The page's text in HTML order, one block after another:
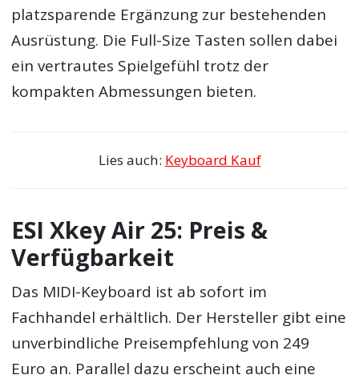
platzsparende Ergänzung zur bestehenden
Ausrüstung. Die Full-Size Tasten sollen dabei
ein vertrautes Spielgefühl trotz der
kompakten Abmessungen bieten.
Lies auch: Keyboard Kauf
ESI Xkey Air 25: Preis &
Verfügbarkeit
Das MIDI-Keyboard ist ab sofort im
Fachhandel erhältlich. Der Hersteller gibt eine
unverbindliche Preisempfehlung von 249
Euro an. Parallel dazu erscheint auch eine